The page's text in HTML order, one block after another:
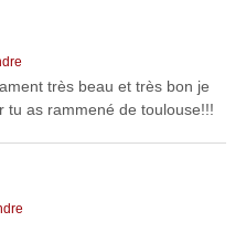
très beau et très bon je
as rammené de toulouse!!!